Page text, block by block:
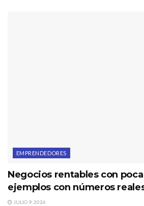
EMPRENDEDORES
Negocios rentables con
ejemplos con números
JULIO 9, 2026